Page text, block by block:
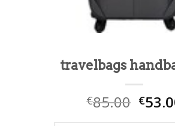
travelbags
€85.00 €